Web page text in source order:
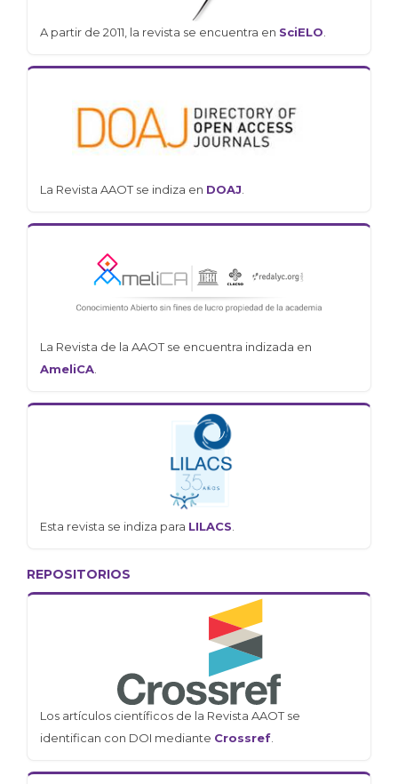
A partir de 2011, la revista se encuentra en SciELO.
La Revista AAOT se indiza en DOAJ.
La Revista de la AAOT se encuentra indizada en
AmeliCA.
Esta revista se indiza para LILACS.
REPOSITORIOS
Los artículos científicos de la Revista AAOT se
identifican con DOI mediante Crossref.